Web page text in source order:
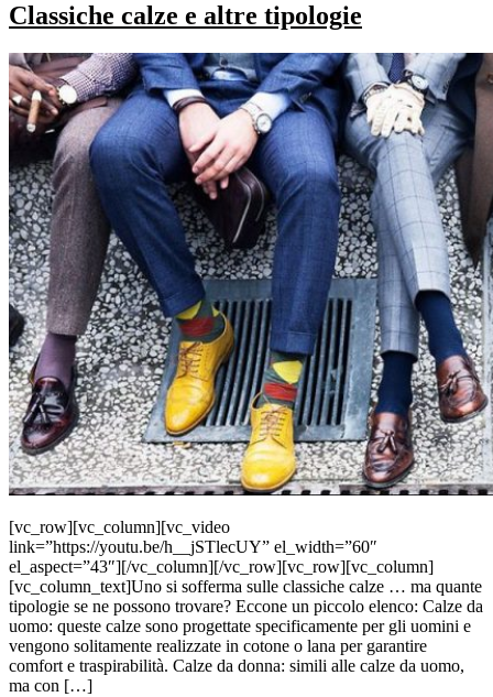
Classiche calze e altre tipologie
[vc_row][vc_column][vc_video
link=”https://youtu.be/h__jSTlecUY” el_width=”60″
el_aspect=”43″][/vc_column][/vc_row][vc_row][vc_column]
[vc_column_text]Uno si sofferma sulle classiche calze … ma quante
tipologie se ne possono trovare? Eccone un piccolo elenco: Calze da
uomo: queste calze sono progettate specificamente per gli uomini e
vengono solitamente realizzate in cotone o lana per garantire
comfort e traspirabilità. Calze da donna: simili alle calze da uomo,
ma con […]